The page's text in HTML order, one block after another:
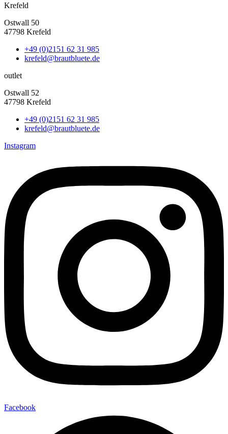
Krefeld
Ostwall 50
47798 Krefeld
+49 (0)2151 62 31 985
krefeld@brautbluete.de
outlet
Ostwall 52
47798 Krefeld
+49 (0)2151 62 31 985
krefeld@brautbluete.de
Instagram
Facebook